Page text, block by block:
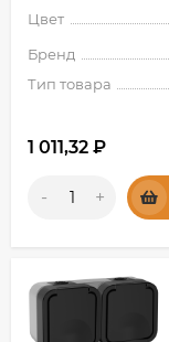
Цвет
Бренд
Тип товара
1 011,32 ₽
- +